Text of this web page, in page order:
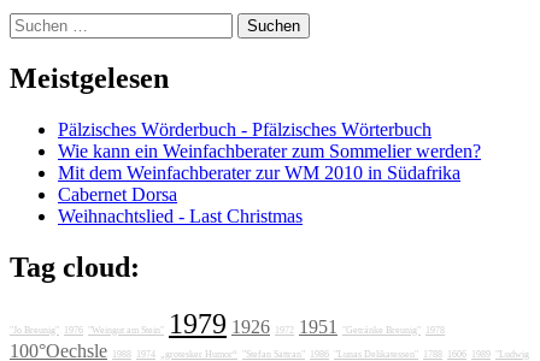
Suchen
nach:
Meistgelesen
Pälzisches Wörderbuch - Pfälzisches Wörterbuch
Wie kann ein Weinfachberater zum Sommelier werden?
Mit dem Weinfachberater zur WM 2010 in Südafrika
Cabernet Dorsa
Weihnachtslied - Last Christmas
Tag cloud:
"Jo Breunig" 1976 "Weingut am Stein" 1979 1926 1972 1951 "Getränke Breunig" 1978
100°Oechsle 1988 1974 „grotesker Humor“ "Stefan Sattran" 1986 "Lunas Delikatessen" 1788 1606 1989
"Ludwig